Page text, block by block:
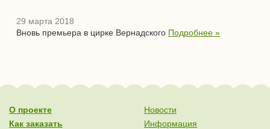
29 марта 2018
Вновь премьера в цирке Вернадского Подробнее »
О проекте
Как заказать
Новости
Информация